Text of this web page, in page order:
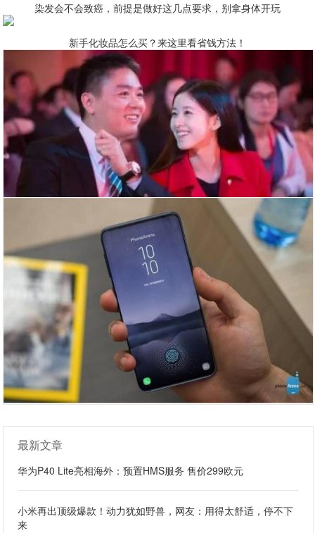
染发会不会致癌，前提是做好这几点要求，别拿身体开玩
新手化妆品怎么买？来这里看省钱方法！
最新文章
华为P40 Lite亮相海外：预置HMS服务 售价299欧元
小米再出顶级爆款！动力犹如野兽，网友：用得太舒适，停不下
来